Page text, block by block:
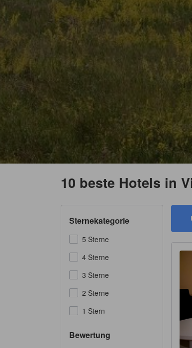
10 beste Hotels in
Sternekategorie
5 Sterne
4 Sterne
3 Sterne
2 Sterne
1 Stern
Bewertung